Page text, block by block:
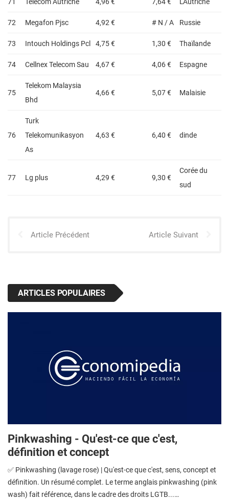
72 Megafon Pjsc 4,92 € # N / A Russie
73 Intouch Holdings Pcl 4,75 € 1,30 € Thaïlande
74 Cellnex Telecom Sau 4,67 € 4,06 € Espagne
75
Telekom Malaysia
Bhd
4,66 € 5,07 € Malaisie
76
Turk
Telekomunikasyon
As
4,63 € 6,40 € dinde
77 Lg plus 4,29 € 9,30 €
Corée du
sud
Article Précédent Article Suivant
ARTICLES POPULAIRES
Pinkwashing - Qu'est-ce que c'est,
définition et concept
✅ Pinkwashing (lavage rose) | Qu'est-ce que c'est, sens, concept et
définition. Un résumé complet. Le terme anglais pinkwashing (pink
wash) fait référence, dans le cadre des droits LGTB...…